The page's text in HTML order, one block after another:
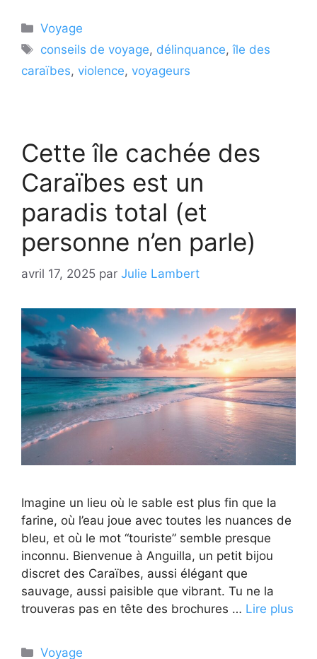
Catégories
Voyage
Étiquettes
conseils de voyage, délinquance,île des
caraïbes, violence, voyageurs
Cette île cachée des
Caraïbes est un
paradis total (et
personne n’en parle)
avril 17, 2025 par Julie Lambert
Imagine un lieu où le sable est plus fin que la
farine, où l’eau joue avec toutes les nuances de
bleu, et où le mot “touriste” semble presque
inconnu. Bienvenue à Anguilla, un petit bijou
discret des Caraïbes, aussi élégant que
sauvage, aussi paisible que vibrant. Tu ne la
trouveras pas en tête des brochures … Lire plus
Catégories
Voyage